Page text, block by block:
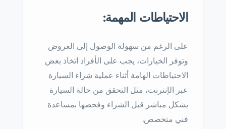
الاحتياطات المهمة:
على الرغم من سهولة الوصول إلى العروض
وتوفر الخيارات، يجب على الأفراد اتخاذ بعض
الاحتياطات الهامة أثناء عملية شراء السيارة
عبر الإنترنت، مثل التحقق من حالة السيارة
بشكل مباشر قبل الشراء وفحصها بمساعدة
فني متخصص.